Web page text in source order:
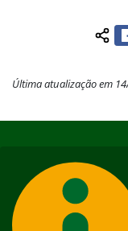
Última atualização em